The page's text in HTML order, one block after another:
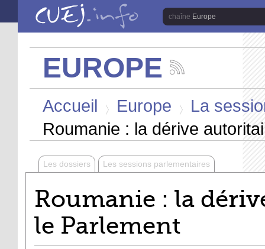
Aller au contenu principal
Europe
EUROPE
les
de
la
Europe
Accueil Europe
La
Roumanie : la dérive
Les dossiers Les sessions parlementaires
Roumanie : la
le Parlement